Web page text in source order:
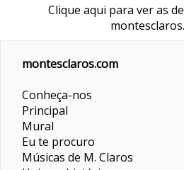
Clique aqui para ver as
montesclaros.com
Conheça-nos
Principal
Mural
Eu te procuro
Músicas de M. Claros